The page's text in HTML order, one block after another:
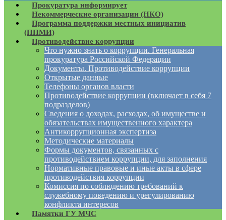
Прокуратура информирует
Некоммерческие организации (НКО)
Программа поддержки местных инициатив
(ППМИ)
Противодействие коррупции
Что нужно знать о коррупции. Генеральная
прокуратура Российской Федерации
Документы. Противодействие коррупции
Открытые данные
Телефоны органов власти
Противодействие коррупции (включает в себя 7
подразделов)
Сведения о доходах, расходах, об имуществе и
обязательствах имущественного характера
Антикоррупционная экспертиза
Методические материалы
Формы документов, связанных с
противодействием коррупции, для заполнения
Нормативные правовые и иные акты в сфере
противодействия коррупции
Комиссия по соблюдению требований к
служебному поведению и урегулированию
конфликта интересов
Памятки ГУ МЧС